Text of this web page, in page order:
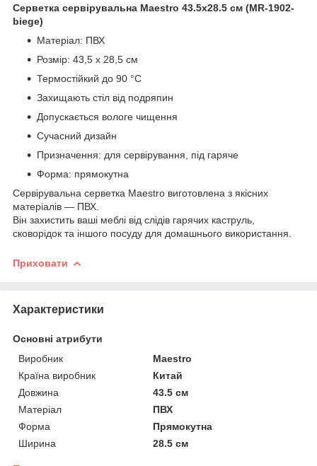
Серветка сервірувальна Maestro 43.5x28.5 см (MR-1902-
biege)
Матеріал: ПВХ
Розмір: 43,5 x 28,5 см
Термостійкий до 90 °C
Захищають стіл від подряпин
Допускається вологе чищення
Сучасний дизайн
Призначення: для сервірування, під гаряче
Форма: прямокутна
Сервірувальна серветка Maestro виготовлена з якісних
матеріалів — ПВХ.
Він захистить ваші меблі від слідів гарячих каструль,
сковорідок та іншого посуду для домашнього використання.
Приховати
Характеристики
Основні атрибути
Виробник
Maestro
Країна виробник
Китай
Довжина
43.5 см
Матеріал
ПВХ
Форма
Прямокутна
Ширина
28.5 см